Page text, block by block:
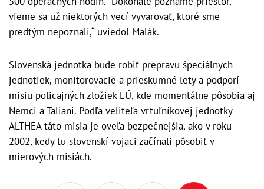
vieme sa už niektorých vecí vyvarovať, ktoré sme
predtým nepoznali,“ uviedol Malák.
Slovenská jednotka bude robiť prepravu špeciálnych
jednotiek, monitorovacie a prieskumné lety a podporí
misiu policajných zložiek EÚ, kde momentálne pôsobia aj
Nemci a Taliani. Podľa veliteľa vrtuľníkovej jednotky
ALTHEA táto misia je oveľa bezpečnejšia, ako v roku
2002, kedy tu slovenskí vojaci začínali pôsobiť v
mierových misiách.